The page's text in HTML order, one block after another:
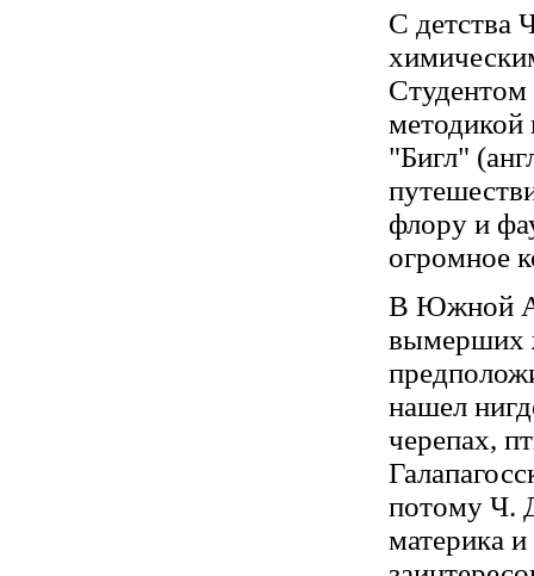
С детства
Студентом
методикой
"Бигл"
флору и
огромное
В Южной
вымерших
нашел
черепах,
потому Ч.
материка